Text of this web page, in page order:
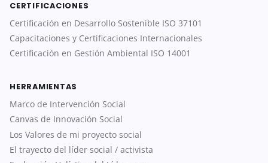
CERTIFICACIONES
Certificación en Desarrollo Sostenible ISO 37101
Capacitaciones y Certificaciones Internacionales
Certificación en Gestión Ambiental ISO 14001
HERRAMIENTAS
Marco de Intervención Social
Canvas de Innovación Social
Los Valores de mi proyecto social
El trayecto del líder social / activista